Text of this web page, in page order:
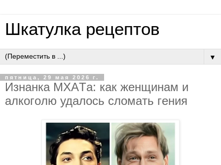
Шкатулка рецептов
▼
пятница, 29 мая 2026 г.
Изнaнкa МХAТa: кaк жeнщинaм и
aлкoгoлю удaлocь cлoмaть гeния